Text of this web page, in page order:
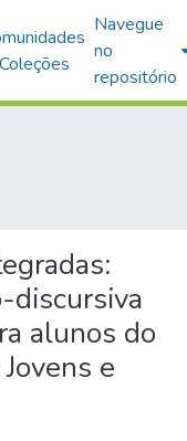
Navegue
no
repositório
discursiva
alunos do
e